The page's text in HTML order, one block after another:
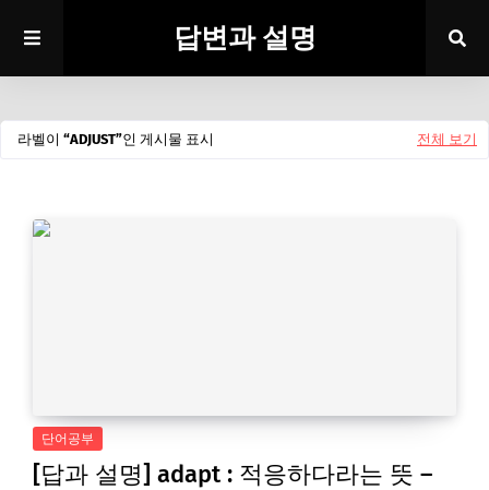
답변과 설명
라벨이 ADJUST 인 게시물 표시 전체 보기
단어공부
[답과 설명] adapt : 적응하다라는 뜻 –